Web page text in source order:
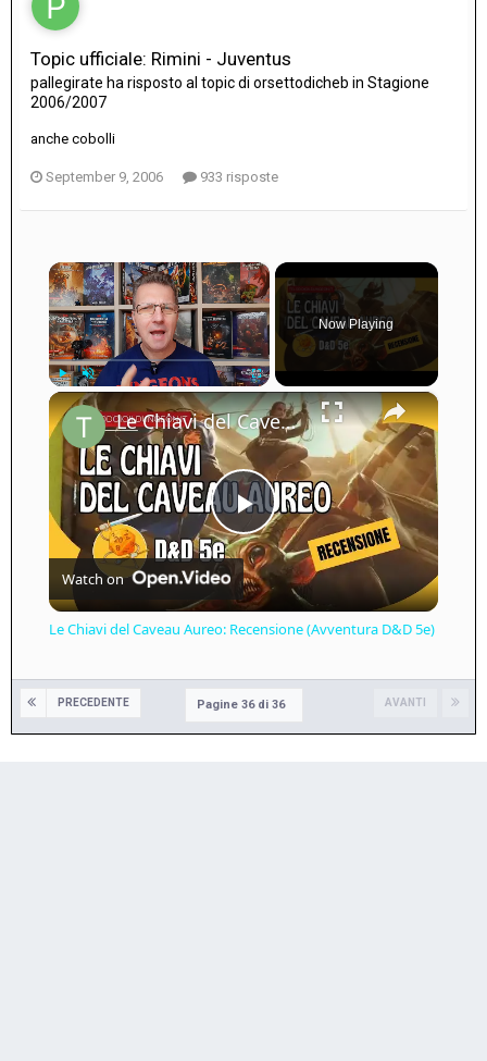
Topic ufficiale: Rimini - Juventus
pallegirate ha risposto al topic di orsettodicheb in Stagione
2006/2007
anche cobolli
September 9, 2006 933 risposte
×
Unmute Fullscreen
Now Playing
×
Play
Video
Le Chiavi del Caveau Aureo: Recensione (Avventura D&D 5e)
Watch on
Le Chiavi del Caveau Aureo: Recensione (Avventura D&D 5e)
PRECEDENTE AVANTI
Pagine 36 di 36